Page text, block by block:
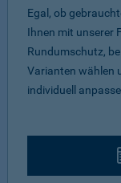
Egal, ob
Ihnen mit unserer
Rundumschutz,
Varianten wählen
individuell